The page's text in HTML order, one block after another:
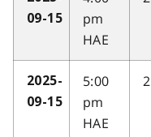
09-15
pm
HAE
2025-
09-15
5:00
pm
HAE
2